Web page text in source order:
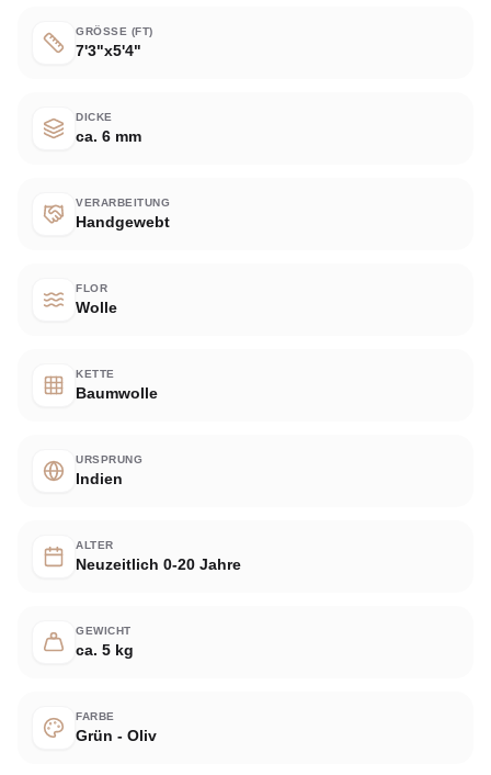
GRÖSSE (FT)
7'3"x5'4"
DICKE
ca. 6 mm
VERARBEITUNG
Handgewebt
FLOR
Wolle
KETTE
Baumwolle
URSPRUNG
Indien
ALTER
Neuzeitlich 0-20 Jahre
GEWICHT
ca. 5 kg
FARBE
Grün - Oliv